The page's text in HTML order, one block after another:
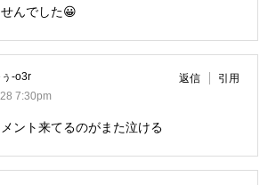
んでした😀
-o3r
7:30pm
返信 引用
ント来てるのがまた泣ける